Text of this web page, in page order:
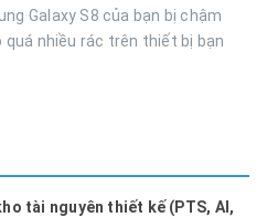
Galaxy S8 của bạn bị chậm
quá nhiều rác trên thiết bị bạn
tài nguyên thiết kế (PTS, AI,